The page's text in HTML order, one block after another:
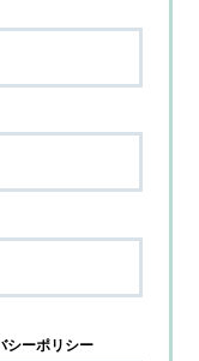
シーポリシー